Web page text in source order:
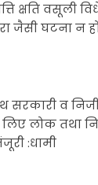
क्षति वसूली
घटना न
सरकारी व
लोक तथा
:धामी